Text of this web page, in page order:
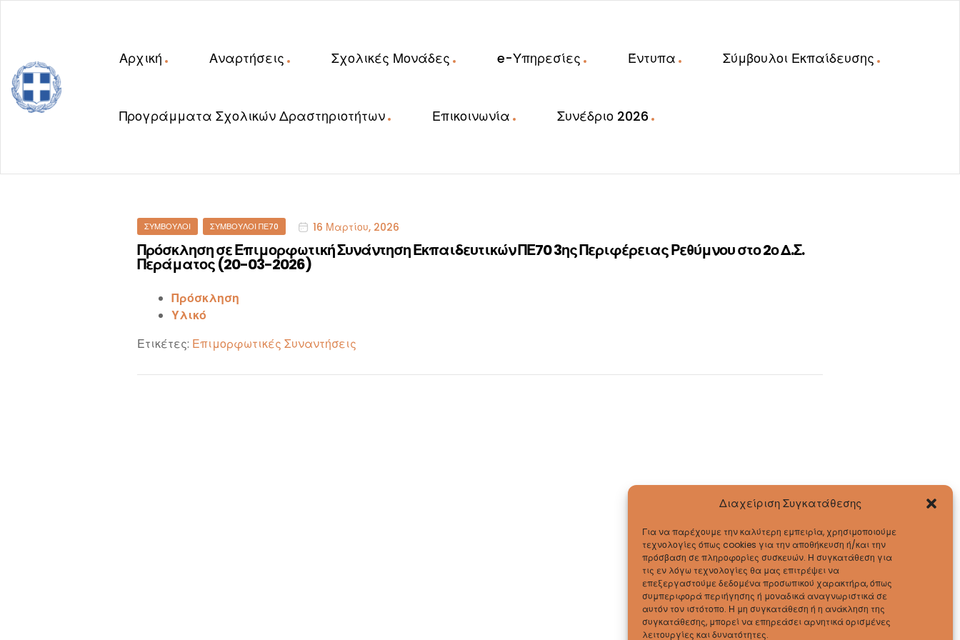
Διαχείριση Συγκατάθεσης
Για να παρέχουμε την καλύτερη εμπειρία, χρησιμοποιούμε
τεχνολογίες όπως cookies για την αποθήκευση ή/και την
πρόσβαση σε πληροφορίες συσκευών. Η συγκατάθεση για
τις εν λόγω τεχνολογίες θα μας επιτρέψει να
επεξεργαστούμε δεδομένα προσωπικού χαρακτήρα, όπως
συμπεριφορά περιήγησης ή μοναδικά αναγνωριστικά σε
αυτόν τον ιστότοπο. Η μη συγκατάθεση ή η ανάκληση της
συγκατάθεσης, μπορεί να επηρεάσει αρνητικά ορισμένες
λειτουργίες και δυνατότητες.
Αρχική Αναρτήσεις Σχολικές Μονάδες e-Υπηρεσίες Έντυπα Σύμβουλοι Εκπαίδευσης
Προγράμματα Σχολικών Δραστηριοτήτων Επικοινωνία Συνέδριο 2026
Categories
ΣΎΜΒΟΥΛΟΙ ΣΎΜΒΟΥΛΟΙ ΠΕ70 16 Μαρτίου, 2026
Πρόσκληση σε Επιμορφωτική Συνάντηση Εκπαιδευτικών ΠΕ70 3ης Περιφέρειας Ρεθύμνου στο 2ο Δ.Σ.
Περάματος (20-03-2026)
Πρόσκληση
Υλικό
Ετικέτες: Επιμορφωτικές Συναντήσεις